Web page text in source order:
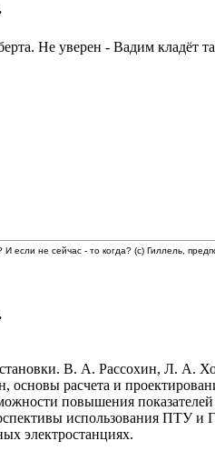
Не уверен - Вадим кладёт
если не сейчас - то когда? (с) Гиллель,
В. А. Рассохин, Л. А.
основы расчета и
повышения
использования ПТУ и
электростанциях.